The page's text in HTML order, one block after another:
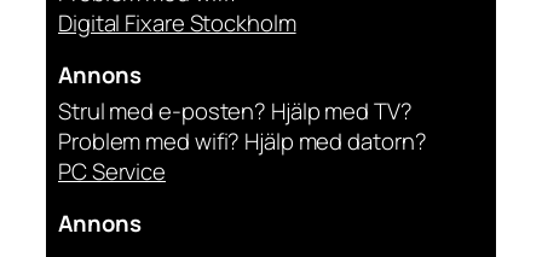
Digital Fixare Stockholm
Annons
Strul med e-posten? Hjälp med TV?
Problem med wifi? Hjälp med datorn?
PC Service
Annons